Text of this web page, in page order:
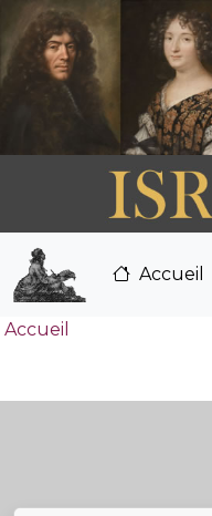
Accueil
Accueil